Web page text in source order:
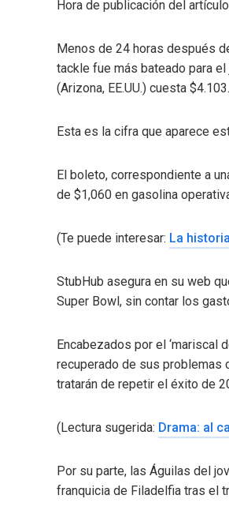
Hora de publicación del artículo
Menos de 24 horas después
tackle fue más bateado para el
(Arizona, EE.UU.) cuesta $4.103.
Esta es la cifra que aparece
El boleto, correspondiente a
de $1,060 en gasolina
(Te puede interesar: La
StubHub asegura en su web
Super Bowl, sin contar los
Encabezados por el ‘mariscal
recuperado de sus problemas
tratarán de repetir el éxito de
(Lectura sugerida: Drama: al
Por su parte, las Águilas del
franquicia de Filadelfia tras el